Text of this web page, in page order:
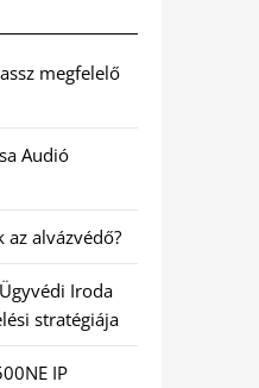
megfelelő
Audió
alvázvédő?
Iroda
stratégiája
IP